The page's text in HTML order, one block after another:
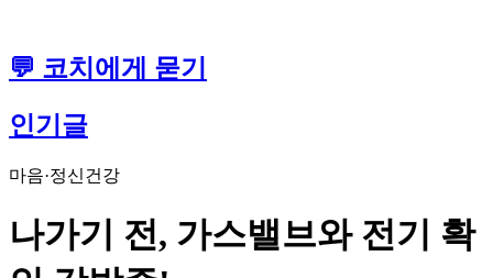
💬 코치에게 묻기
인기글
마음·정신건강
나가기 전, 가스밸브와 전기 확